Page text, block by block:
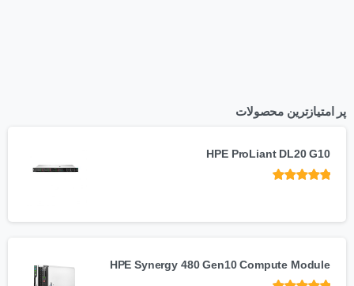
پر امتیازترین محصولات
HPE ProLiant DL20 G10
HPE Synergy 480 Gen10 Compute Module